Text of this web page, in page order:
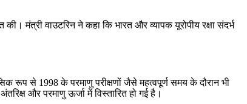
की। मंत्री वाउटरिन ने कहा कि भारत और व्यापक यूरोपीय रक्षा संदर्भ
रूप से 1998 के परमाणु परीक्षणों जैसे महत्वपूर्ण समय के दौरान भी
और परमाणु ऊर्जा में विस्तारित हो गई है।